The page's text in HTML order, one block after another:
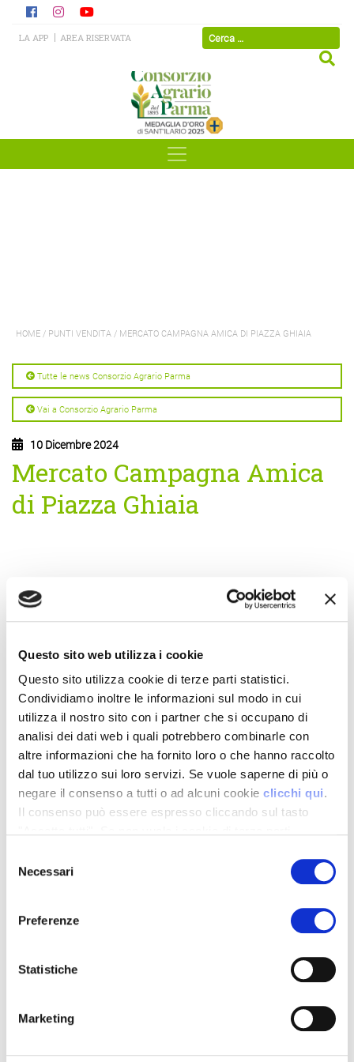
Questo sito web utilizza i cookie
Questo sito utilizza cookie di terze parti statistici.
Condividiamo inoltre le informazioni sul modo in cui
utilizza il nostro sito con i partner che si occupano di
analisi dei dati web i quali potrebbero combinarle con
altre informazioni che ha fornito loro o che hanno raccolto
dal tuo utilizzo sui loro servizi. Se vuole saperne di più o
negare il consenso a tutti o ad alcuni cookie clicchi qui.
Il consenso può essere espresso cliccando sul tasto
delNecessari
Preferenze
Statistiche
Marketing
LA APP AREA RISERVATA
HOME / PUNTI VENDITA / MERCATO CAMPAGNA AMICA DI PIAZZA GHIAIA
Tutte le news Consorzio Agrario Parma
Vai a Consorzio Agrario Parma
10 Dicembre 2024
Mercato Campagna Amica
di Piazza Ghiaia
Altre Notizie
28 Maggio 2026
DEMO FRUMENTO
2026 A RONCOLE
VERDI NON DELUDE LE
ASPETTATIVE
Ancora una volta Demo frumento
2026, l’appuntamento ormai
tradizionale e consolidato, ai campi-
prova del Consorzio Agrario di Parma,
massicciamente presenziato alla
agricola Le Piacentine di Andrea
Lusardi a Roncole di Busseto (PR) al
stagionale di grano duro e tenero.
21 Maggio 2026